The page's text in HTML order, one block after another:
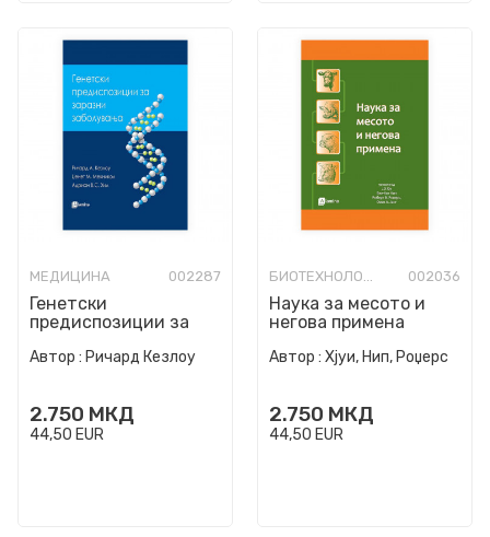
МЕДИЦИНА 002287
Генетски
предиспозиции за
Автор : Ричард Кезлоу
2.750 МКД
44,50 EUR
БИОТЕХНОЛОГИЈА 002036
Наука за месото и
негова примена
Автор : Хјуи, Нип, Роџерс
2.750 МКД
44,50 EUR